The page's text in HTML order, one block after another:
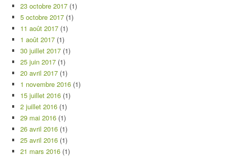
23 octobre 2017 (1)
5 octobre 2017 (1)
11 août 2017 (1)
1 août 2017 (1)
30 juillet 2017 (1)
25 juin 2017 (1)
20 avril 2017 (1)
1 novembre 2016 (1)
15 juillet 2016 (1)
2 juillet 2016 (1)
29 mai 2016 (1)
26 avril 2016 (1)
25 avril 2016 (1)
21 mars 2016 (1)